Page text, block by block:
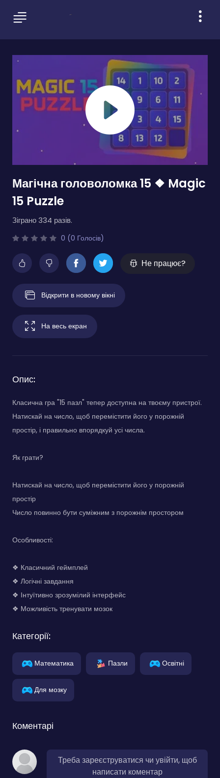
Магічна головоломка 15 ❖ Magic
15 Puzzle
Зіграно 334 разів.
0 (0 Голосів)
Не працює?
Відкрити в новому вікні
На весь екран
Опис:
Класична гра "15 пазл" тепер доступна на твоєму пристрої.
Натискай на число, щоб перемістити його у порожній
простір, і правильно впорядкуй усі числа.
Як грати?
Натискай на число, щоб перемістити його у порожній
простір
Число повинно бути суміжним з порожнім простором
Особливості:
❖ Класичний геймплей
❖ Логічні завдання
❖ Інтуїтивно зрозумілий інтерфейс
❖ Можливість тренувати мозок
Категорії:
Математика Пазли Освітні
Для мозку
Коментарі
Треба зареєструватися чи увійти, щоб
написати коментар